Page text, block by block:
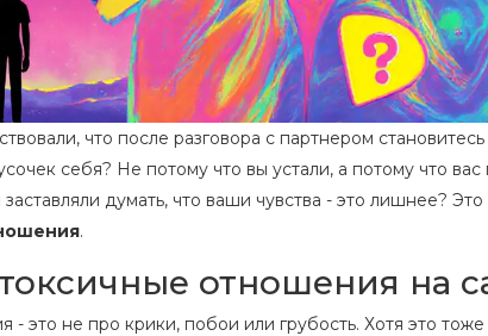
что после разговора с партнером
себя? Не потому что вы устали, а потому что вас
заставляли думать, что ваши чувства - это лишнее?
.
отношения на
- это не про крики, побои или грубость. Хотя это